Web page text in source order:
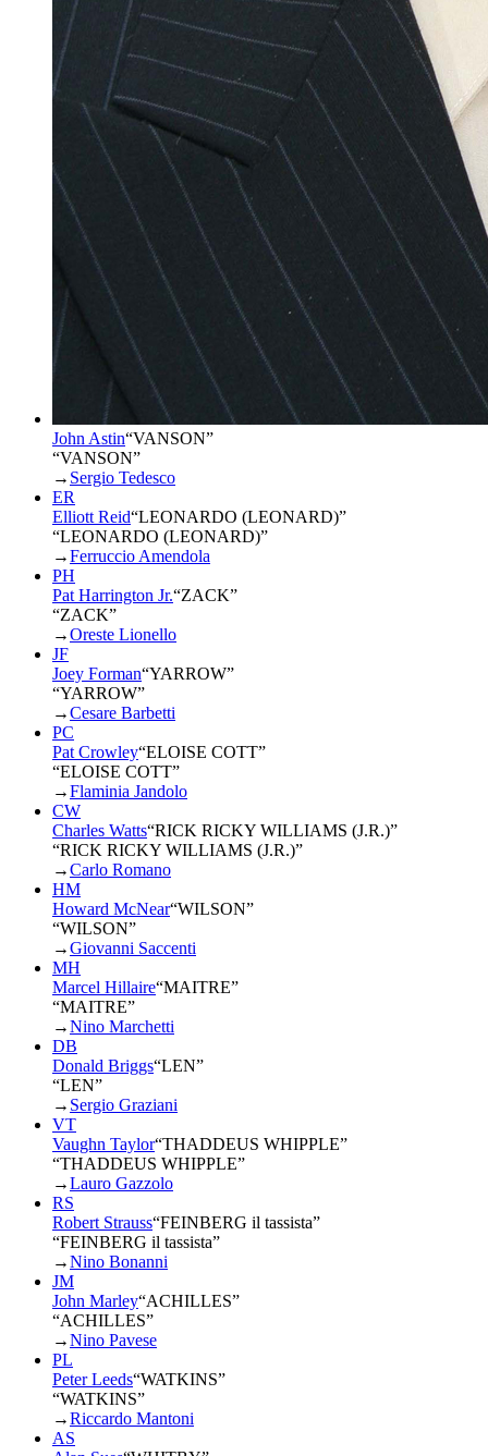
John Astin“VANSON”
“VANSON”
→ Sergio Tedesco
ER
Elliott Reid“LEONARDO (LEONARD)”
“LEONARDO (LEONARD)”
→Ferruccio Amendola
PH
Pat Harrington Jr.“ZACK”
“ZACK”
→Oreste Lionello
JF
Joey Forman“YARROW”
“YARROW”
→Cesare Barbetti
PC
Pat Crowley“ELOISE COTT”
“ELOISE COTT”
→Flaminia Jandolo
CW
Charles Watts“RICK RICKY WILLIAMS (J.R.)”
“RICK RICKY WILLIAMS (J.R.)”
→Carlo Romano
HM
Howard McNear“WILSON”
“WILSON”
→Giovanni Saccenti
MH
Marcel Hillaire“MAITRE”
“MAITRE”
→Nino Marchetti
DB
Donald Briggs“LEN”
“LEN”
→ Sergio Graziani
VT
Vaughn Taylor“THADDEUS WHIPPLE”
“THADDEUS WHIPPLE”
→Lauro Gazzolo
RS
Robert Strauss“FEINBERG il tassista”
“FEINBERG il tassista”
→Nino Bonanni
JM
John Marley“ACHILLES”
“ACHILLES”
→Nino Pavese
PL
Peter Leeds“WATKINS”
“WATKINS”
→Riccardo Mantoni
AS